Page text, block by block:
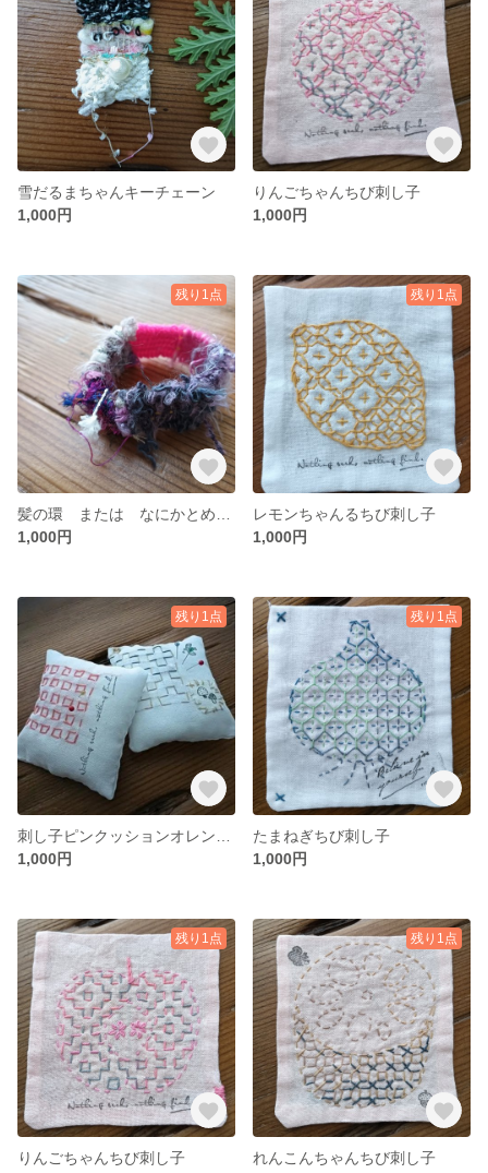
雪だるまちゃんキーチェーン
1,000円
りんごちゃんちび刺し子
1,000円
残り1点
1,000円
残り1点
レモンちゃんるちび刺し子
1,000円
残り1点
1,000円
残り1点
たまねぎちび刺し子
1,000円
残り1点
りんごちゃんちび刺し子
残り1点
れんこんちゃんちび刺し子